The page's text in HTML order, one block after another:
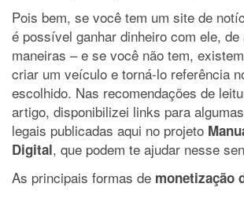
Pois bem, se você tem um site de
é possível ganhar dinheiro com ele, de
maneiras – e se você não tem,
criar um veículo e torná-lo referência
escolhido. Nas recomendações de
artigo, disponibilizei links para
legais publicadas aqui no projeto
Digital, que podem te ajudar nesse
As principais formas de monetização